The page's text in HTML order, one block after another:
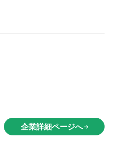
企業詳細ページへarrow_right_alt